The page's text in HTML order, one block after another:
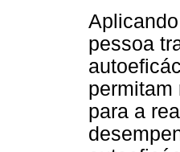
pessoa
permitam
para a